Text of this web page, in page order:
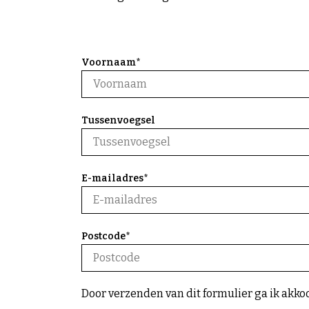
Voornaam*
Tussenvoegsel
E-mailadres*
Postcode*
Door verzenden van dit formulier ga ik